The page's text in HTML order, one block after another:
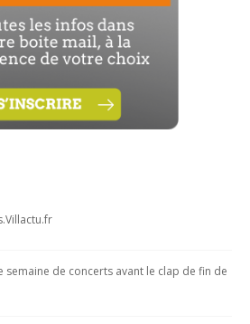
semaine de concerts avant le clap de fin de